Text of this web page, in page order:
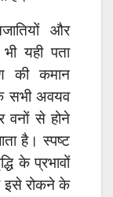
और
यही पता
की कमान
सभी अवयव
वनों से होने
है।स्पष्ट
के प्रभावों
इसे रोकने के